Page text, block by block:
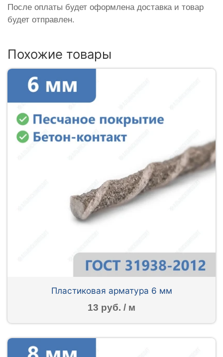
После оплаты будет оформлена доставка и товар
будет отправлен.
Похожие товары
Пластиковая арматура 6 мм
13 руб. / м